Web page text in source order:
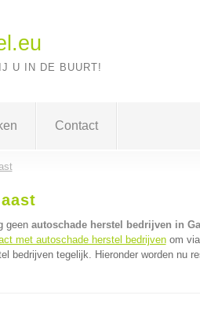
U IN DE BUURT!
Contact
geen autoschade herstel bedrijven in
met autoschade herstel bedrijvenom via
bedrijven tegelijk. Hieronder worden nu